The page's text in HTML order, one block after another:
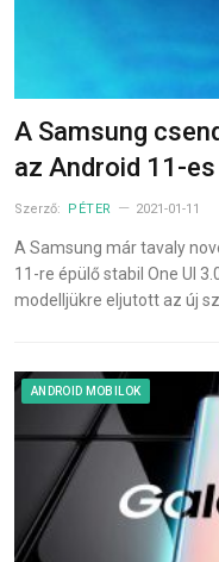
A Samsung
az Android 11-
Szerző: PÉTER 2021-01-11
A Samsung már tavaly
11-re épülő stabil One UI
modelljükre eljutott az új
ANDROID MOBILOK